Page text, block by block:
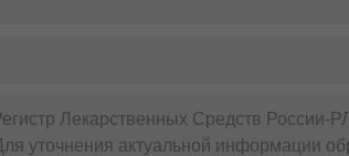
выраженным
Лекарственных Средств России-
актуальной информации